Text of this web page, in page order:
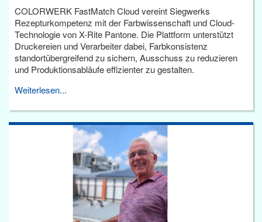
COLORWERK FastMatch Cloud vereint Siegwerks
Rezepturkompetenz mit der Farbwissenschaft und Cloud-
Technologie von X-Rite Pantone. Die Plattform unterstützt
Druckereien und Verarbeiter dabei, Farbkonsistenz
standortübergreifend zu sichern, Ausschuss zu reduzieren
und Produktionsabläufe effizienter zu gestalten.
Weiterlesen...